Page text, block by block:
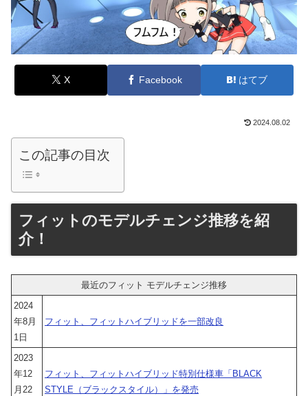
X Facebook はてブ
2024.08.02
この記事の目次
フィットのモデルチェンジ推移を紹
介！
最近のフィット モデルチェンジ推移
2024
年8月
1日
フィット、フィットハイブリッドを一部改良
2023
年12
月22
フィット、フィットハイブリッド特別仕様車「BLACK
STYLE（ブラックスタイル）」を発売